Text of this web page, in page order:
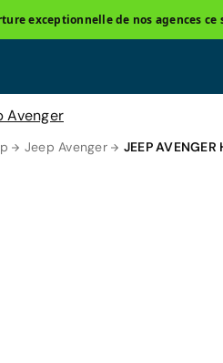
exceptionnelle de nos agences
Avenger
Jeep Avenger JEEP